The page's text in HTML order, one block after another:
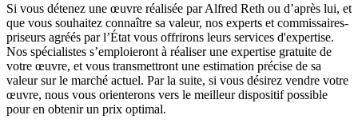
Si vous détenez une œuvre réalisée par Alfred Reth ou d’après lui, et
que vous souhaitez connaître sa valeur, nos experts et commissaires-
priseurs agréés par l’État vous offrirons leurs services d'expertise.
Nos spécialistes s’emploieront à réaliser une expertise gratuite de
votre œuvre, et vous transmettront une estimation précise de sa
valeur sur le marché actuel. Par la suite, si vous désirez vendre votre
œuvre, nous vous orienterons vers le meilleur dispositif possible
pour en obtenir un prix optimal.